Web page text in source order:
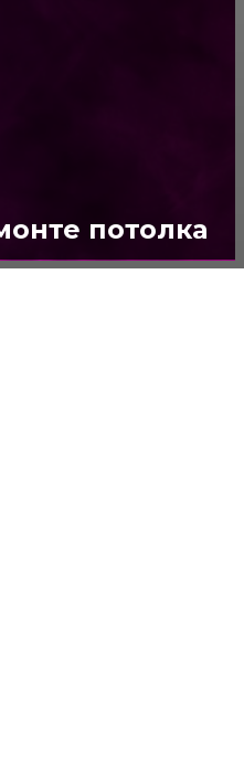
потолка